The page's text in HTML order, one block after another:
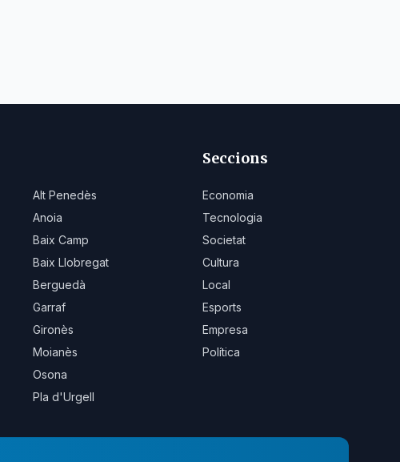
Alt Penedès
Anoia
Baix Camp
Baix Llobregat
Berguedà
Garraf
Gironès
Moianès
Osona
Pla d'Urgell
Seccions
Economia
Tecnologia
Societat
Cultura
Local
Esports
Empresa
Política